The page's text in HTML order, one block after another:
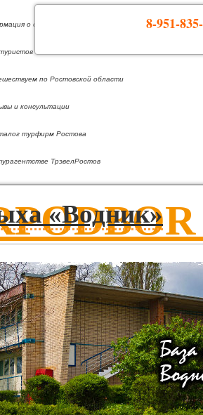
8-951-
о странах
по Ростовской области
и консультации
турфирм Ростова
ТрэвелРостов
на-Дону!
«Водник»